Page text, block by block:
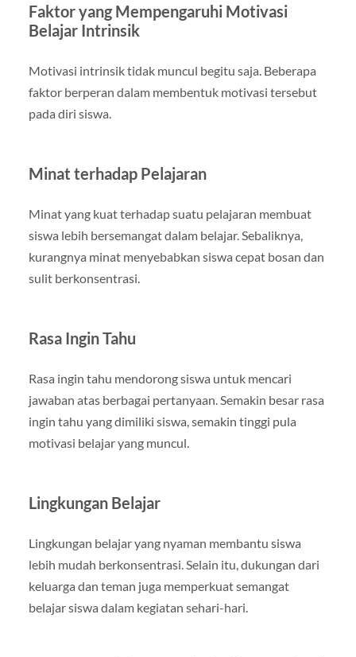
Faktor yang Mempengaruhi Motivasi
Belajar Intrinsik
Motivasi intrinsik tidak muncul begitu saja. Beberapa
faktor berperan dalam membentuk motivasi tersebut
pada diri siswa.
Minat terhadap Pelajaran
Minat yang kuat terhadap suatu pelajaran membuat
siswa lebih bersemangat dalam belajar. Sebaliknya,
kurangnya minat menyebabkan siswa cepat bosan dan
sulit berkonsentrasi.
Rasa Ingin Tahu
Rasa ingin tahu mendorong siswa untuk mencari
jawaban atas berbagai pertanyaan. Semakin besar rasa
ingin tahu yang dimiliki siswa, semakin tinggi pula
motivasi belajar yang muncul.
Lingkungan Belajar
Lingkungan belajar yang nyaman membantu siswa
lebih mudah berkonsentrasi. Selain itu, dukungan dari
keluarga dan teman juga memperkuat semangat
belajar siswa dalam kegiatan sehari-hari.